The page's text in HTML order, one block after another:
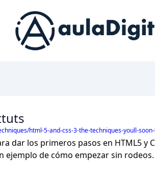
html-5-and-css-3-the-techniques-youll-
dar los primeros pasos en HTML5 y
ejemplo de cómo empezar sin rodeos.